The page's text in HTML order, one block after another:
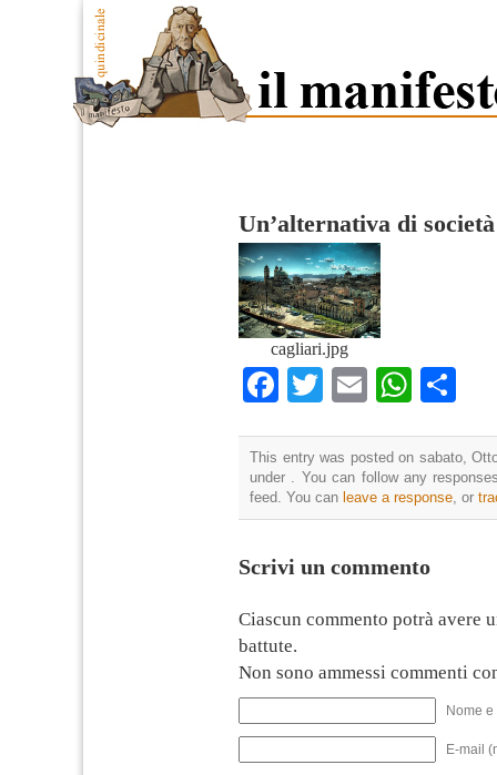
Un’alternativa di
cagliari.jpg
Facebook
Twitter
Email
This entry was posted on sabato,
under . You can follow any
feed. You can leave a response , or
Scrivi un commento
Ciascun commento potrà avere
battute.
Non sono ammessi commenti
Nome
E-mail